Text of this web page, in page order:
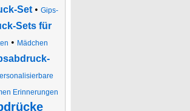
Set• Gips-
Sets für
• Mädchen
Erinnerungen